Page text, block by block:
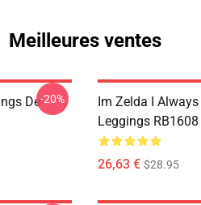
Meilleures ventes
De-20%
Im Zelda I
Leggings RB1608
26,63 € $28.95